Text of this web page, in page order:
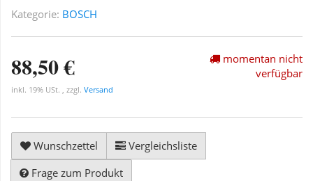
Kategorie: BOSCH
88,50 €
inkl. 19% USt. , zzgl. Versand
momentan nicht
verfügbar
Wunschzettel
Vergleichsliste
Frage zum Produkt